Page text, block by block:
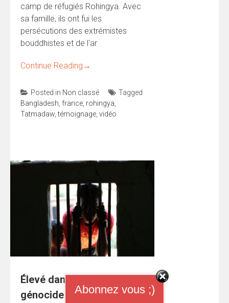
camp de réfugiés Rohingya. Avec
sa famille, ils ont fui les
persécutions des extrémistes
bouddhistes et de l'ar
Continue Reading →
Posted in Non classé
Tagged
Bangladesh france rohingya
Tatmadaw ,témoignage vidéo
Élevé dans l’ombre d’un
génocide : histoire d’un
Abonnez vous ;)